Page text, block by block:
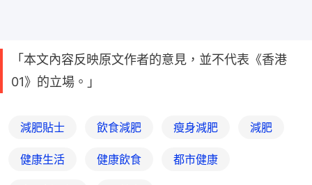
「本文內容反映原文作者的意見，並不代表《香港
01》的立場。」
減肥貼士 飲食減肥 瘦身減肥 減肥
健康生活 健康飲食 都市健康